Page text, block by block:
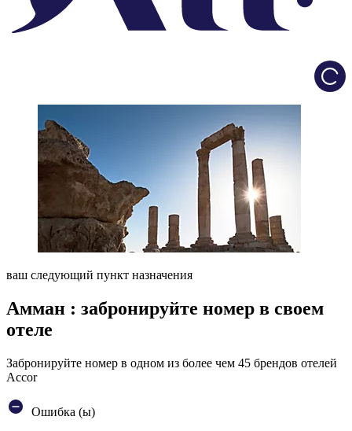
ваш следующий пункт назначения
Амман : забронируйте номер в своем
отеле
Забронируйте номер в одном из более чем 45 брендов отелей
Accor
Ошибка (ы)